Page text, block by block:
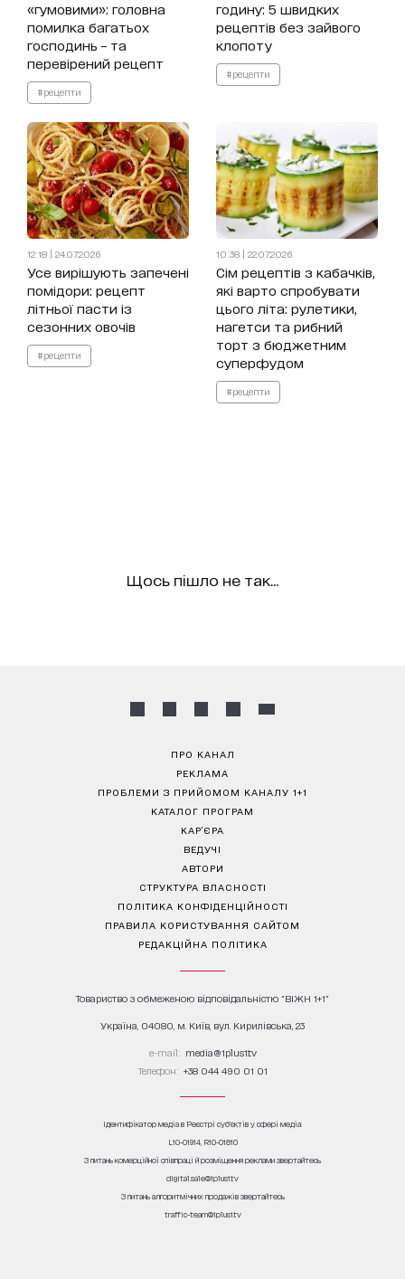
«гумовими»: головна
помилка багатьох
господинь – та
перевірений рецепт
#рецепти
годину: 5 швидких
рецептів без зайвого
клопоту
#рецепти
12:18 | 24.07.2026
Усе вирішують запечені
помідори: рецепт
літньої пасти із
сезонних овочів
#рецепти
10:38 | 22.07.2026
Сім рецептів з кабачків,
які варто спробувати
цього літа: рулетики,
нагетси та рибний
торт з бюджетним
суперфудом
#рецепти
Щось пішло не так...
ПРО КАНАЛ
РЕКЛАМА
ПРОБЛЕМИ З ПРИЙОМОМ КАНАЛУ 1+1
КАТАЛОГ ПРОГРАМ
КАР’ЄРА
ВЕДУЧІ
АВТОРИ
СТРУКТУРА ВЛАСНОСТІ
ПОЛІТИКА КОНФІДЕНЦІЙНОСТІ
ПРАВИЛА КОРИСТУВАННЯ САЙТОМ
РЕДАКЦІЙНА ПОЛІТИКА
Товариство з обмеженою відповідальністю "ВІЖН 1+1"
Україна, 04080, м. Київ, вул. Кирилівська, 23
е-mail: media@1plus1.tv
Телефон: +38 044 490 01 01
Ідентифікатор медіа в Реєстрі суб’єктів у сфері медіа:
L10-01914, R10-01810
З питань комерційної співпраці й розміщення реклами звертайтесь
digital.sale@1plus1.tv
З питань алгоритмічних продажів звертайтесь
traffic-team@1plus1.tv